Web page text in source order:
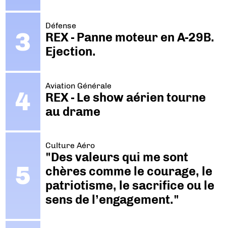
Défense
REX - Panne moteur en A-29B.
Ejection.
Aviation Générale
REX - Le show aérien tourne
au drame
Culture Aéro
"Des valeurs qui me sont
chères comme le courage, le
patriotisme, le sacrifice ou le
sens de l’engagement."